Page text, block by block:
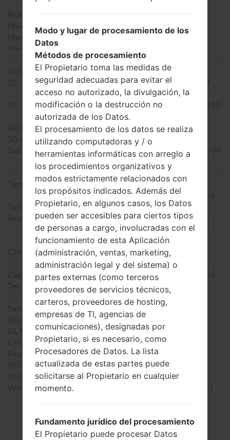
Mediatek MT6592M
Núcleos de UCP
Memoria RAM
Memoria interna
16GB
Memoria externa
Red y Datos
Slot de tarjeta
2 Micro SIM
2G
GSM 850/900/1800/1900
MHz
3G
HSDPA 850/900/1900/2100
MHz
(4G) LTE
5G network
-
Datos
GPRS,EDGE,HSDPA,HSUPA
,HSPA,HSPA+
Pantalla
Tamaño de la pantalla
5.7 pulgadas (~73.3%
relación pantalla-cuerpo)
Tipo de Pantalla
IPS LCD
Resolución de Pantalla
720 x 1280 píxeles (~258
densidad de píxeles por
pulgada)
Colores de pantalla
16M colores
Batería y Teclado
Capacidad de batería
Extraíble Li-Ion 3000 mAh
Teclado físico
-
Interfaces
Salida de audio
3.5mm jack
Bluetooth
versión 4.1, A2DP
DLNA
Sí
GPS
A-GPS, GLONASS
Puerto infrarrojo
No
NFC
Sí
USB
microUSB 2.0
WiFi
Wi-Fi 802.11 a/b/g/n, Wi-Fi
Modo y lugar de procesamiento de los
Datos
Métodos de procesamiento
El Propietario toma las medidas de
seguridad adecuadas para evitar el
acceso no autorizado, la divulgación, la
modificación o la destrucción no
autorizada de los Datos.
El procesamiento de los datos se realiza
utilizando computadoras y / o
herramientas informáticas con arreglo a
los procedimientos organizativos y
modos estrictamente relacionados con
los propósitos indicados. Además del
Propietario, en algunos casos, los Datos
pueden ser accesibles para ciertos tipos
de personas a cargo, involucradas con el
funcionamiento de esta Aplicación
(administración, ventas, marketing,
administración legal y del sistema) o
partes externas (como terceros
proveedores de servicios técnicos,
carteros, proveedores de hosting,
empresas de TI, agencias de
comunicaciones), designadas por
Propietario, si es necesario, como
Procesadores de Datos. La lista
actualizada de estas partes puede
solicitarse al Propietario en cualquier
momento.
Fundamento jurídico del procesamiento
El Propietario puede procesar Datos